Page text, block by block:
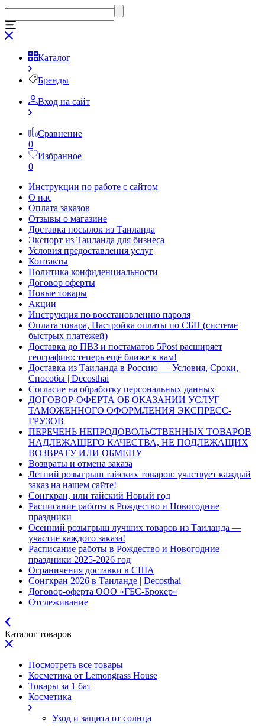
Каталог
Бренды
Вход на сайт
Сравнение
0
Избранное
0
Инструкции по работе с сайтом
О нас
Оплата заказов
Отзывы о магазине
Доставка посылок из Таиланда
Экспорт из Таиланда для бизнеса
Условия предоставления услуг
Контакты
Политика конфиденциальности
Договор оферты
Новые товары
Акции
Инструкция по восстановлению пароля
Оплата товара, Настройка оплаты по СБП (системе
быстрых платежей)
Доставка до ПВЗ и постаматов 5Post расширяет
географию: теперь ещё ближе к вам!
Доставка из Таиланда в Россию — Условия, Сроки,
Способы | Decosthai
Согласие на обработку персональных данных
ДОГОВОР-ОФЕРТА ОБ ОКАЗАНИИ УСЛУГ
ТАМОЖЕННОГО ОФОРМЛЕНИЯ ЭКСПРЕСС-
ГРУЗОВ
ПЕРЕЧЕНЬ НЕПРОДОВОЛЬСТВЕННЫХ ТОВАРОВ
НАДЛЕЖАЩЕГО КАЧЕСТВА, НЕ ПОДЛЕЖАЩИХ
ВОЗВРАТУ ИЛИ ОБМЕНУ
Возвраты и отмена заказа
Летний розыгрыш тайских товаров: участвует каждый
заказ на нашем сайте!
Сонгкран, или тайский Новый год
Расписание работы в Рождество и Новогодние
праздники
Осенний розыгрыш лучших товаров из Таиланда —
участие каждого заказа!
Расписание работы в Рождество и Новогодние
праздники 2025-2026 год
Ограничения доставки в США
Сонгкран 2026 в Таиланде | Decosthai
Договор-оферта ООО «ГБС-Брокер»
Отслеживание
Каталог товаров
Посмотреть все товары
Косметика от Lemongrass House
Товары за 1 бат
Косметика
Уход и защита от солнца